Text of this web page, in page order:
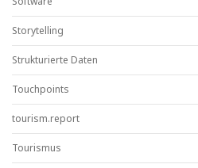
Storytelling
Strukturierte Daten
Touchpoints
tourism.report
Tourismus